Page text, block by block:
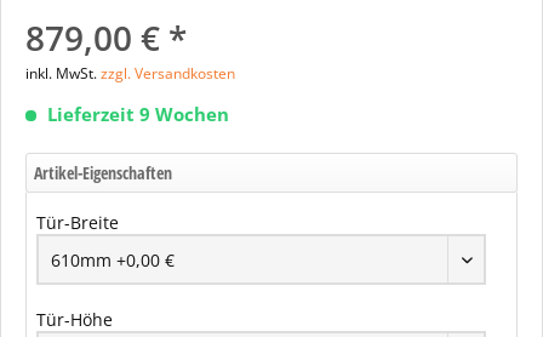
879,00 € *
inkl. MwSt.zzgl. Versandkosten
Lieferzeit 9 Wochen
Artikel-Eigenschaften
Tür-Breite
Tür-Höhe